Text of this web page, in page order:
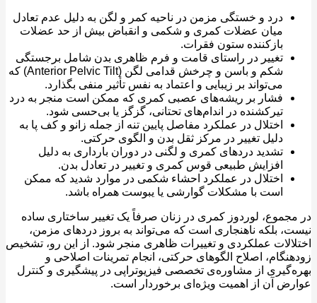
درد و خستگی مزمن در ناحیه کمر و لگن به‌ دلیل عدم تعادل
میان عضلات کمری و شکمی و انقباض بیش از حد عضلات
بازکننده ستون فقرات.
تغییر در راستای قامت و فرم ظاهری بدن شامل برجستگی
شکم و باسن و چرخش قدامی لگن (Anterior Pelvic Tilt) که
می‌تواند بر زیبایی و اعتماد به‌ نفس تأثیر منفی بگذارد.
فشار بر ریشه‌های عصبی کمری که ممکن است منجر به درد
تیرکشنده در اندام‌های تحتانی، گزگز یا بی‌حسی شود.
اختلال در عملکرد مفاصل پایین‌ تنه از جمله زانو و کف پا به‌
دلیل تغییر در مرکز ثقل بدن و الگوی حرکتی.
تشدید دردهای کمری و لگنی در دوران بارداری به‌ دلیل
افزایش طبیعی قوس کمری و تغییر در تعادل بدن.
اختلال در عملکرد احشاء شکمی در موارد شدید که ممکن
است با مشکلات گوارشی یا یبوست همراه باشد.
لوردوز کمری در زنان صرفاً یک تغییر ساختاری ساده
بلکه ناهنجاری‌ است که می‌تواند به بروز دردهای مزمن،
عملکردی و تغییرات ظاهری منجر شود. از این ‌رو، تشخیص
اصلاح الگوهای حرکتی، انجام تمرینات اصلاحی و
از مشاوره‌ی تخصصی فیزیوتراپی در پیشگیری و کنترل
آن از اهمیت ویژه‌ای برخوردار است.